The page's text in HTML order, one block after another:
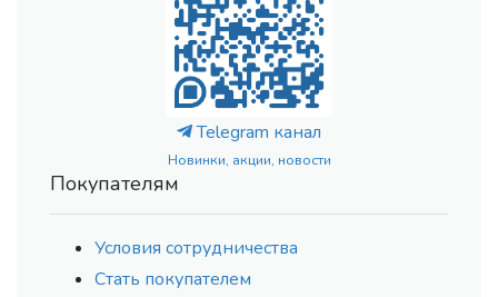
Telegram канал
Новинки, акции, новости
Покупателям
Условия сотрудничества
Стать покупателем